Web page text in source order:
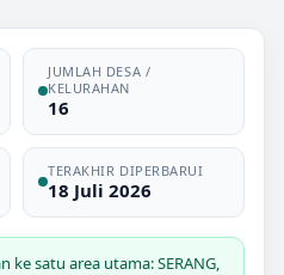
JUMLAH DESA /
KELURAHAN
16
TERAKHIR DIPERBARUI
18 Juli 2026
ke satu area utama: SERANG,